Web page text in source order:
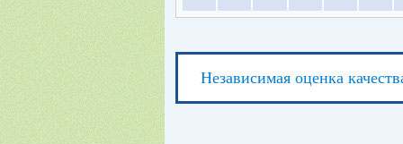
Независимая оценка